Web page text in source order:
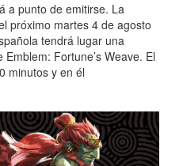
a punto de emitirse. La
próximo martes 4 de agosto
tendrá lugar una
Fortune’s Weave. El
minutos y en él